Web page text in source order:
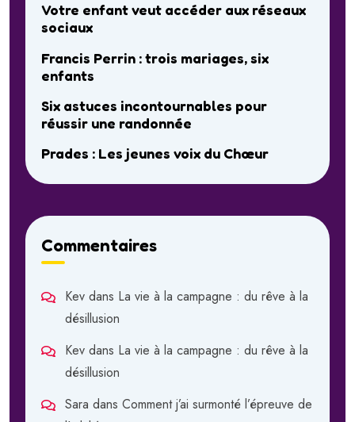
Votre enfant veut accéder aux réseaux
sociaux
Francis Perrin : trois mariages, six
enfants
Six astuces incontournables pour
réussir une randonnée
Prades : Les jeunes voix du Chœur
Commentaires
Kev dans La vie à la campagne : du rêve à la
désillusion
Kev dans La vie à la campagne : du rêve à la
désillusion
Sara dans Comment j’ai surmonté l’épreuve de